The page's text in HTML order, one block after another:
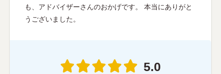
も、アドバイザーさんのおかげです。 本当にありがと
うございました。
5.0